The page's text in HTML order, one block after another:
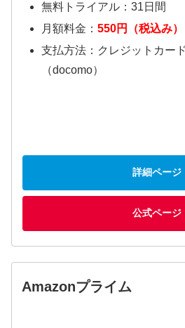
無料トライアル：31日間
月額料金： 550円（税込み）
支払方法：クレジットカー
（docomo）
詳細ページ
公式ページ
Amazonプライム